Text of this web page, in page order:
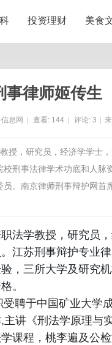
投资理财 美食
事律师姬传生
息网 查看: 144 评论: 3
授，研究员，经济学学士
刑事法律学术功底和人脉
。南京律师刑事辩护网
法学教授，研究员
江苏刑事辩护专业
，三所大学及研究
。
聘于中国矿业大学
讲《刑法学原理与
课程，桃李遍及公